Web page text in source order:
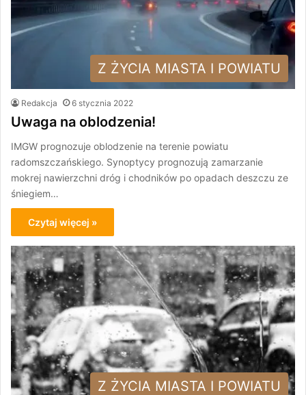
Z ŻYCIA MIASTA I POWIATU
Redakcja 6 stycznia 2022
Uwaga na oblodzenia!
IMGW prognozuje oblodzenie na terenie powiatu
radomszczańskiego. Synoptycy prognozują zamarzanie
mokrej nawierzchni dróg i chodników po opadach deszczu ze
śniegiem…
Czytaj więcej »
Z ŻYCIA MIASTA I POWIATU